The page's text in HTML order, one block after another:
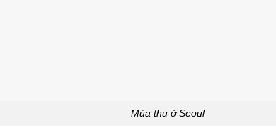
Mùa thu ở Seoul